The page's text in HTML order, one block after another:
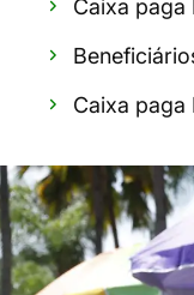
Caixa paga
Caixa paga